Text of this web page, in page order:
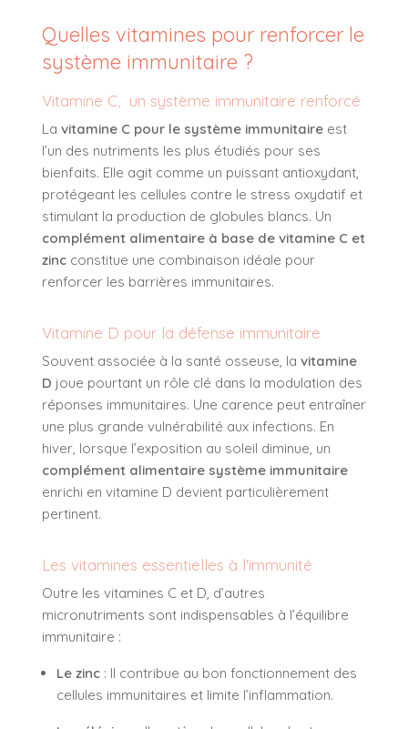
Quelles vitamines pour renforcer le
système immunitaire ?
Vitamine C, un système immunitaire renforcé
La vitamine C pour le système immunitaire est
l’un des nutriments les plus étudiés pour ses
bienfaits. Elle agit comme un puissant antioxydant,
protégeant les cellules contre le stress oxydatif et
stimulant la production de globules blancs. Un
complément alimentaire à base de vitamine C et
zinc constitue une combinaison idéale pour
renforcer les barrières immunitaires.
Vitamine D pour la défense immunitaire
Souvent associée à la santé osseuse, la vitamine
D joue pourtant un rôle clé dans la modulation des
réponses immunitaires. Une carence peut entraîner
une plus grande vulnérabilité aux infections. En
hiver, lorsque l’exposition au soleil diminue, un
complément alimentaire système immunitaire
enrichi en vitamine D devient particulièrement
pertinent.
Les vitamines essentielles à l'immunité
Outre les vitamines C et D, d’autres
micronutriments sont indispensables à l’équilibre
immunitaire :
Le zinc : Il contribue au bon fonctionnement des
cellules immunitaires et limite l’inflammation.